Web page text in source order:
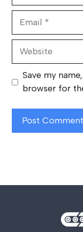
Website
Save my
browser for